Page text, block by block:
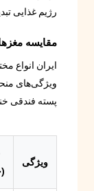
رژیم غذایی
مقایسه
ایران انواع
ویژگی‌های
پسته فندقی
ویژگی